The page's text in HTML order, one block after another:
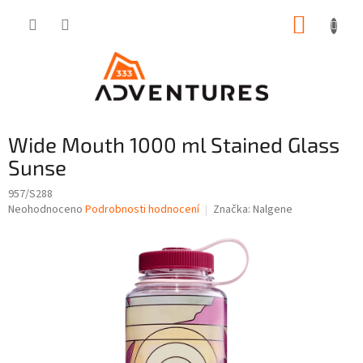
Wide Mouth 1000 ml Stained Glass
Sunse
957/S288
Průměrné
Neohodnoceno Podrobnosti hodnocení Značka: Nalgene